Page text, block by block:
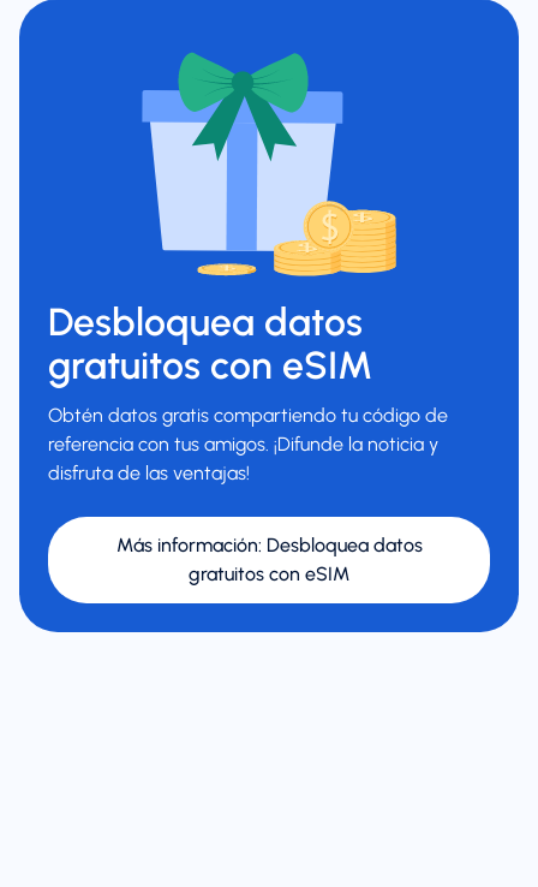
Desbloquea datos
gratuitos con eSIM
Obtén datos gratis compartiendo tu código de
referencia con tus amigos. ¡Difunde la noticia y
disfruta de las ventajas!
Más información: Desbloquea datos
gratuitos con eSIM